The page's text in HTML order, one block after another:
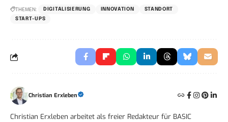
THEMEN: DIGITALISIERUNG INNOVATION
STANDORT
START-UPS
Christian Erxleben
Christian Erxleben arbeitet als freier Redakteur für BASIC